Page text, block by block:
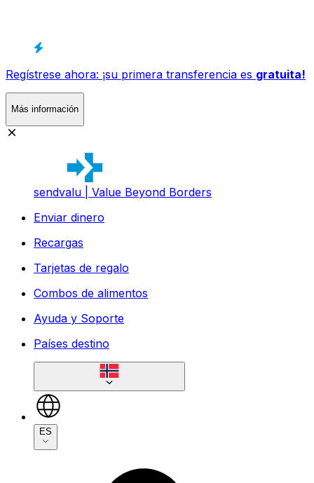
Regístrese ahora: ¡su primera transferencia es gratuita!
Más información
sendvalu | Value Beyond Borders
Enviar dinero
Recargas
Tarjetas de regalo
Combos de alimentos
Ayuda y Soporte
Países destino
ES